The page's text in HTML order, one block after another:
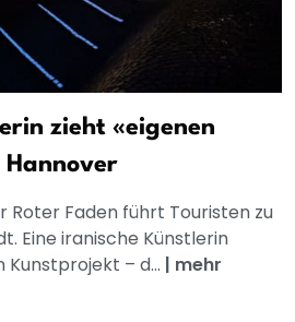
zieht «eigenen
Hannover
Roter Faden führt Touristen zu
Eine iranische Künstlerin
– d... | mehr